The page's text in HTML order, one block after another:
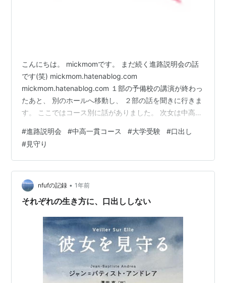
こんにちは。 mickmomです。 まだ続く進路説明会の話
です(笑) mickmom.hatenablog.com
mickmom.hatenablog.com １部の予備校の講演が終わっ
たあと、 別のホールへ移動し、 ２部の話を聞きに行きま
す。 ここではコース別に話がありました。 次女は中高一
指定校推薦を含む 推薦受験について話がありました。 我
が家は一般選抜のみの受験になるため あまり縁のない話
でしたが、先生方の 説明が鬼気迫る感じで怖かったです
💦 特に指定校推薦の説明が・・・。 端的に言えば、全く
アテにならない 制度だから指定校推薦オン…
#進路説明会 #中高一貫コース #大学受験 #口出し
#見守り
nfufの記録 • 1年前
それぞれの生き方に、口出ししない